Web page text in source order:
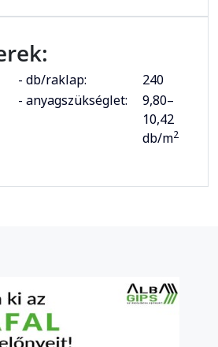
- db/raklap:
240
- anyagszükséglet:
9,80–
10,42
db/m2